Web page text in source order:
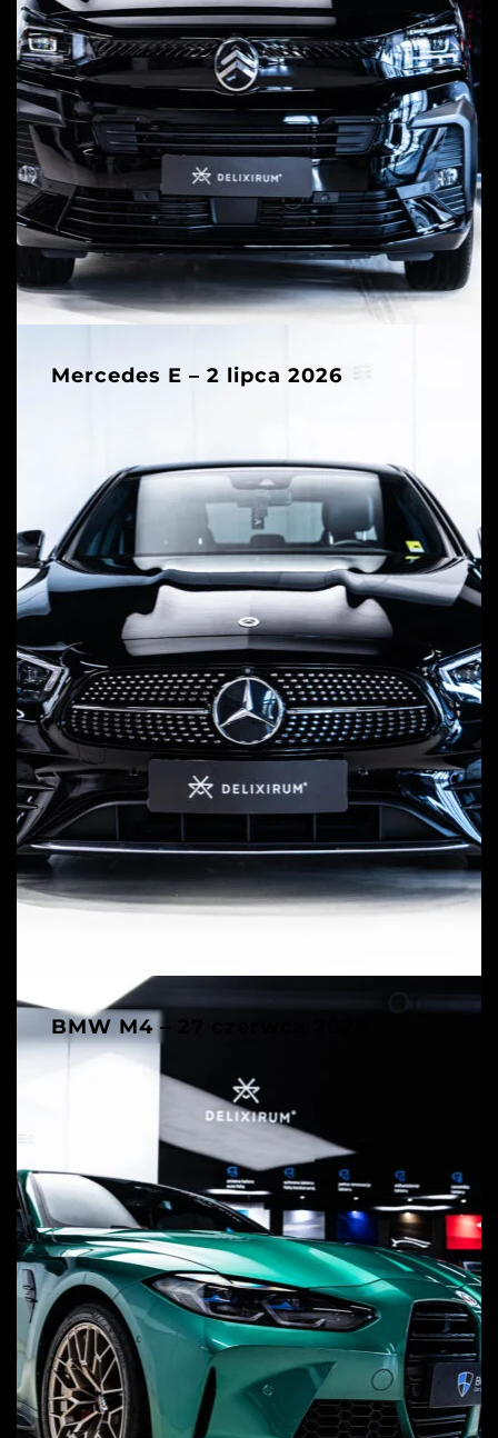
Mercedes E – 2 lipca 2026
BMW M4 – 27 czerwca 2026